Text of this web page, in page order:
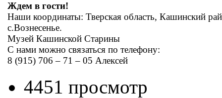
Ждем в гости!
Наши координаты: Тверская область, Кашинский
с.Вознесенье.
Музей Кашинской Старины
С нами можно связаться по телефону:
8 (915) 706 – 71 – 05 Алексей
4451 просмотр